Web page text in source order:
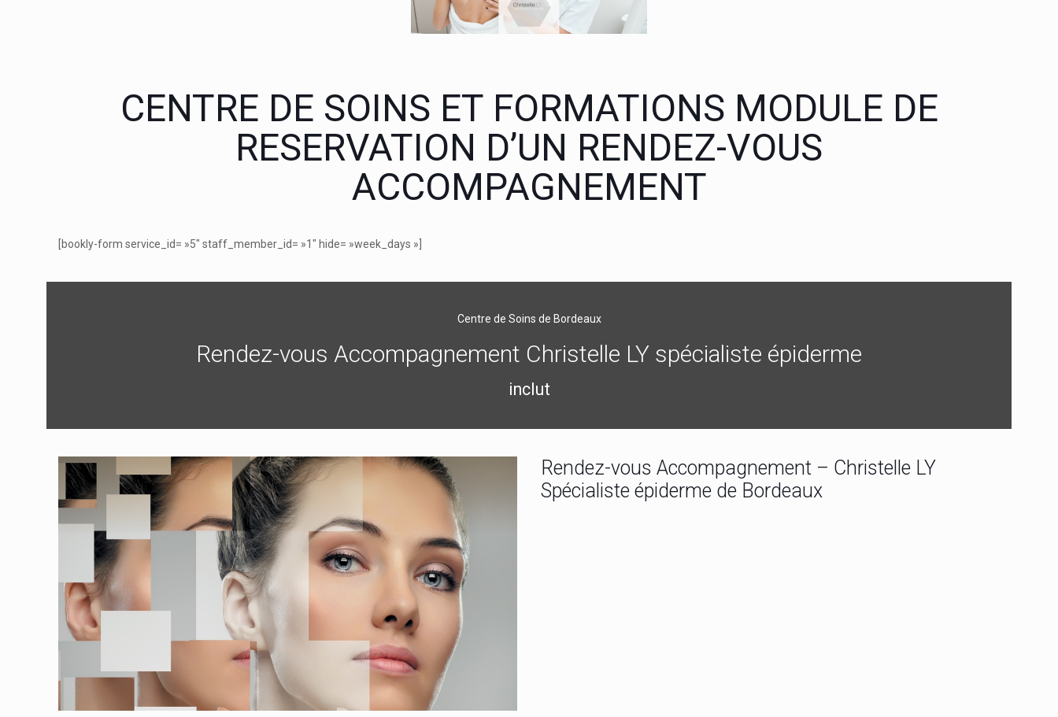
CENTRE DE SOINS ET FORMATIONS MODULE DE
RESERVATION D’UN RENDEZ-VOUS
ACCOMPAGNEMENT
[bookly-form service_id= »5″ staff_member_id= »1″ hide= »week_days »]
Centre de Soins de Bordeaux
Rendez-vous Accompagnement Christelle LY spécialiste épiderme
inclut
Rendez-vous Accompagnement – Christelle LY
Spécialiste épiderme de Bordeaux